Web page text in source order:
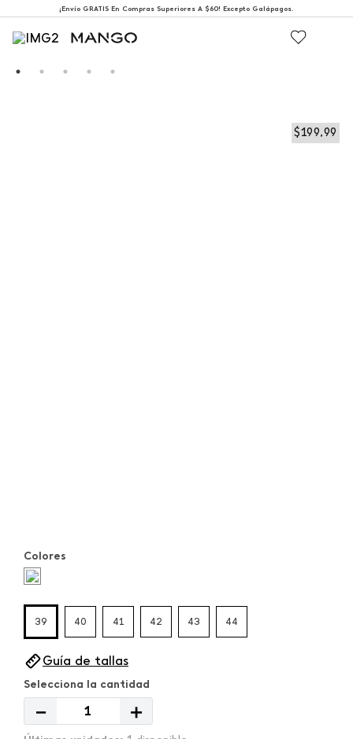
¡Envío GRATIS En Compras Superiores A $60! Excepto Galápagos.
$199,99
Colores
39 40 41 42 43 44
Guía de tallas
＋
－